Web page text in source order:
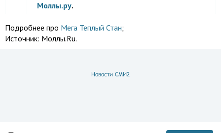
Моллы.ру.
Подробнее про Мега Теплый Стан;
Источник: Моллы.Ru.
Новости СМИ2